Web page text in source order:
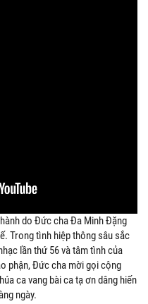
do Đức cha Đa Minh Đặng
Trong tình hiệp thông sâu sắc
lần thứ 56 và tâm tình của
phận, Đức cha mời gọi cộng
ca vang bài ca tạ ơn dâng hiến
ngày.